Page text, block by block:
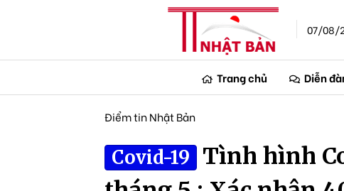
07/08/
Trang chủ Diễn
Điểm tin Nhật Bản
Covid-19
Tình hình